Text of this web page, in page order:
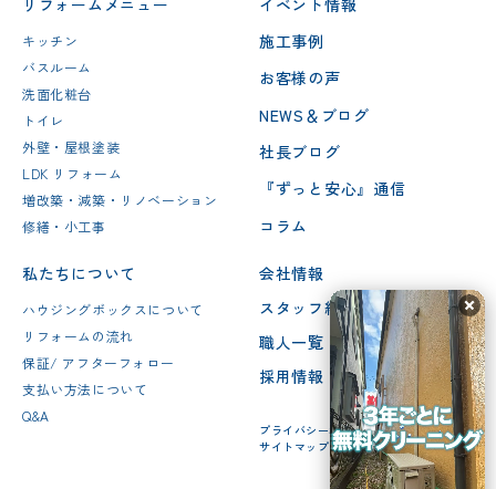
キッチン
バスルーム
洗面化粧台
トイレ
外壁・屋根塗装
LDK リフォーム
増改築・減築・リノベーション
修繕・小工事
施工事例
お客様の声
NEWS＆ブログ
社長ブログ
『ずっと安心』通信
コラム
私たちについて
ハウジングボックスについて
リフォームの流れ
保証/ アフターフォロー
支払い方法について
Q&A
会社情報
スタッフ紹介
職人一覧
採用情報
プライバシーポリシー
サイトマップ